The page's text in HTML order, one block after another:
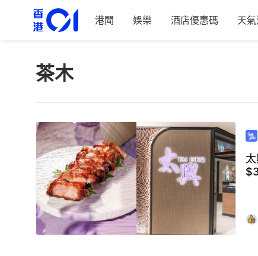
港聞 娛樂 酒店優惠碼 天
茶木